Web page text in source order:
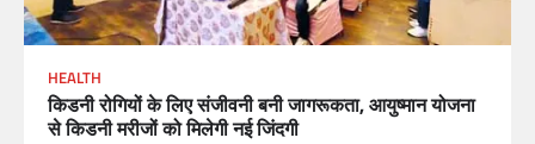
HEALTH
किडनी रोगियों के लिए संजीवनी बनी जागरूकता, आयुष्मान योजना
से किडनी मरीजों को मिलेगी नई जिंदगी